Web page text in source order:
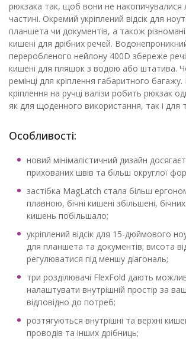
рюкзака так, щоб вони не накопичувалися
частині. Окремий укріплений відсік для
планшета чи документів, а також
кишені для дрібних речей.
переробленого нейлону 400D збереже речі
кишені для пляшок з водою або штатива.
ремінці для кріплення габаритного багажу.
кріплення на ручці валізи робить рюкзак
як для щоденного використання, так і для
Особливості:
новий мінімалістичний дизайн
прихованих швів та більш округлої
застібка MagLatch стала більш
плавною, бічні кишені збільшені,
кишень побільшало;
укріплений відсік для 15-дюймового
для планшета та документів; висота
регулюватися під меншу діагональ;
три розділювачі FlexFold дають
налаштувати внутрішній простір за
відповідно до потреб;
розтягуються внутрішні та верхні
проводів та інших дрібниць;